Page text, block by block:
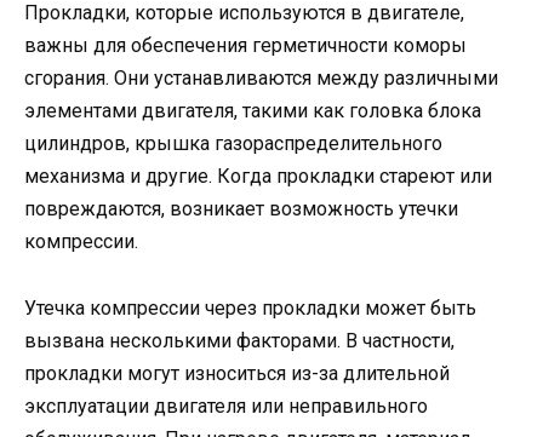
Прокладки, которые используются в двигателе,
важны для обеспечения герметичности коморы
сгорания. Они устанавливаются между различными
элементами двигателя, такими как головка блока
цилиндров, крышка газораспределительного
механизма и другие. Когда прокладки стареют или
повреждаются, возникает возможность утечки
компрессии.
Утечка компрессии через прокладки может быть
вызвана несколькими факторами. В частности,
прокладки могут износиться из-за длительной
эксплуатации двигателя или неправильного